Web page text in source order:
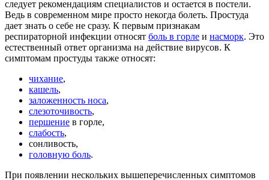
следует рекомендациям специалистов и остается в постели.
Ведь в современном мире просто некогда болеть. Простуда
дает знать о себе не сразу. К первым признакам
респираторной инфекции относят боль в горле и насморк. Это
естественный ответ организма на действие вирусов. К
симптомам простуды также относят:
чихание,
кашель,
заложенность носа,
слезоточивость,
першение в горле,
слабость,
сонливость,
головную боль.
При появлении нескольких вышеперечисленных симптомов